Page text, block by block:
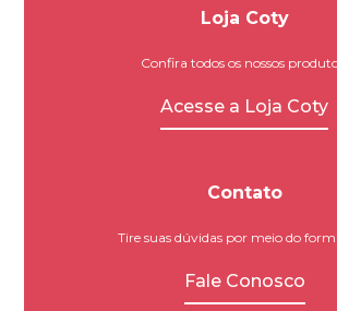
Loja Coty
Confira todos os nossos
Acesse a Loja Coty
Contato
Tire suas dúvidas por meio do
Fale Conosco